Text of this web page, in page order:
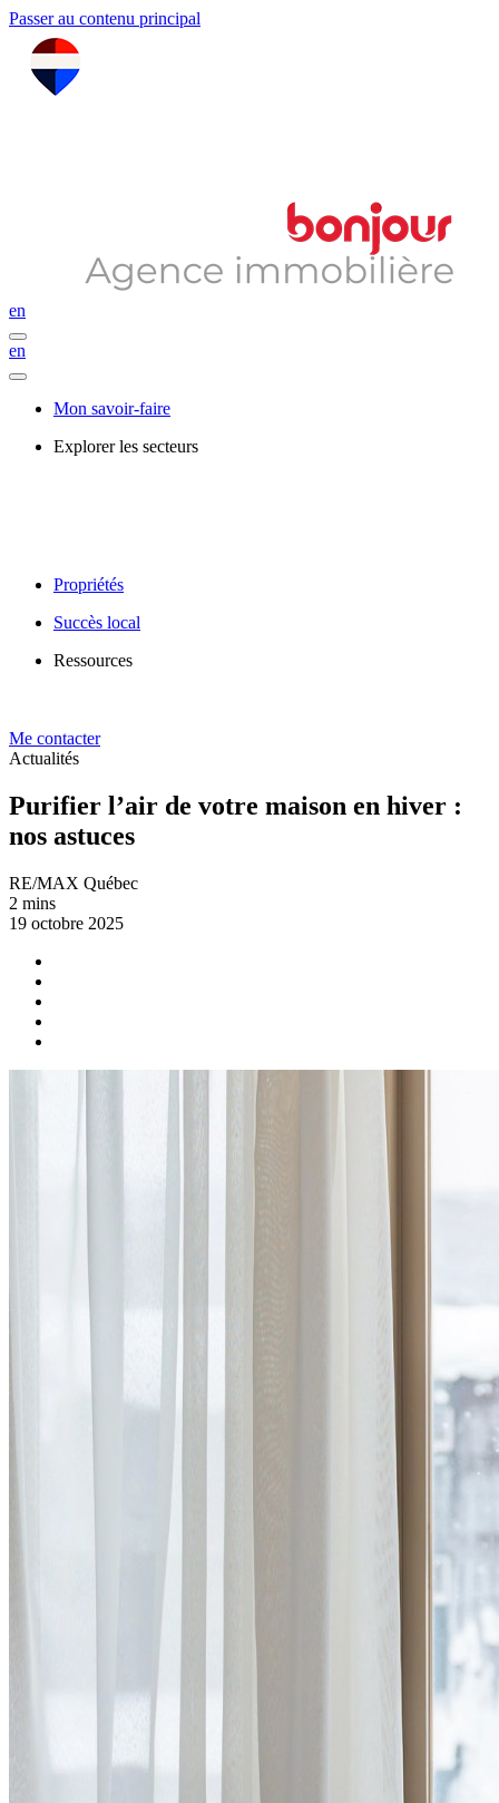
Passer au contenu principal
en
en
Mon savoir-faire
Explorer les secteurs
Propriétés
Succès local
Ressources
Me contacter
Actualités
Purifier l’air de votre maison en hiver :
nos astuces
RE/MAX Québec
2 mins
19 octobre 2025